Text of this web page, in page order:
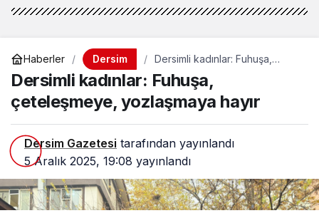
Haberler Dersim
Dersimli kadınlar: Fuhuşa,
hayır
Dersimli kadınlar: Fuhuşa,
çeteleşmeye, yozlaşmaya hayır
Dersim Gazetesi tarafından yayınlandı
5 Aralık 2025, 19:08 yayınlandı